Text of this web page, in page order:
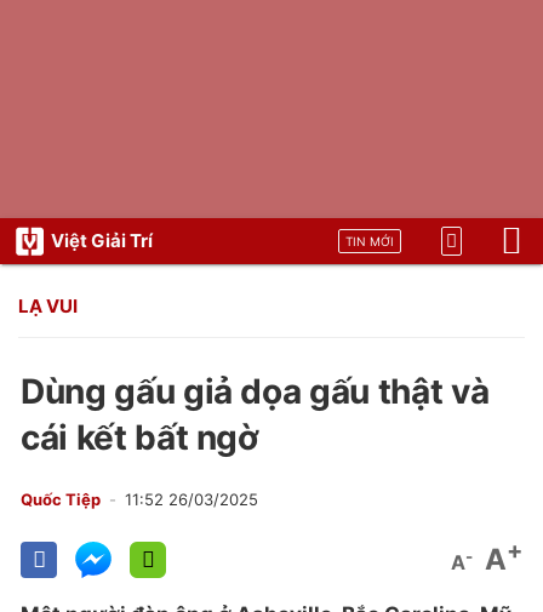
Việt Giải Trí TIN MỚI
LẠ VUI
Dùng gấu giả dọa gấu thật và
cái kết bất ngờ
Quốc Tiệp 11:52 26/03/2025
A- A+